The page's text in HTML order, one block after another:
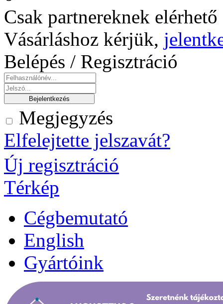
Csak partnereknek
Vásárláshoz kérjük,
Belépés / Regisztráció
Megjegyzés
Elfelejtette jelszavát?
Új regisztráció
Térkép
Cégbemutató
English
Gyártóink